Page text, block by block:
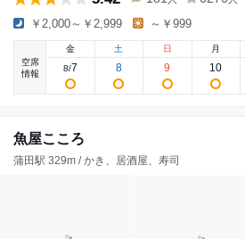
￥2,000～￥2,999 ～￥999
空席
情報
金
8/7
土
8
日
9
月
10
魚屋こころ
蒲田駅 329m / かき、居酒屋、寿司